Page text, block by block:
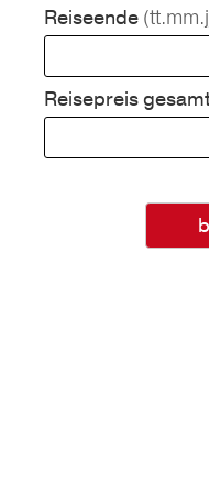
Reiseende
Reisepreis